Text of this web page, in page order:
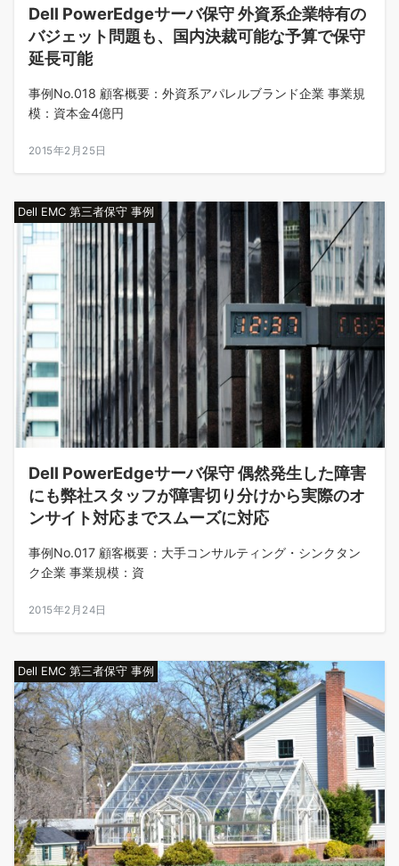
Dell PowerEdgeサーバ保守 外資系企業特有の
バジェット問題も、国内決裁可能な予算で保守
延長可能
事例No.018 顧客概要：外資系アパレルブランド企業 事業規
模：資本金4億円
2015年2月25日
Dell EMC 第三者保守 事例
Dell PowerEdgeサーバ保守 偶然発生した障害
にも弊社スタッフが障害切り分けから実際のオ
ンサイト対応までスムーズに対応
事例No.017 顧客概要：大手コンサルティング・シンクタン
ク企業 事業規模：資
2015年2月24日
Dell EMC 第三者保守 事例